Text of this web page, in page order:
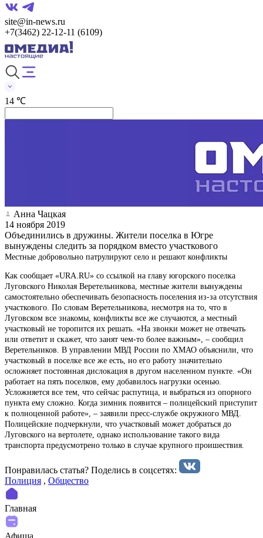
site@in-news.ru
+7(3462) 22-12-11 (6109)
14 ℃
Анна Чацкая
14 ноября 2019
Объединились в дружины. Жители поселка в Югре
вынуждены следить за порядком вместо участкового
Местные добровольно патрулируют село и решают конфликты
Как сообщает «URA.RU» со ссылкой на главу югорского поселка
Луговского Николая Веретельникова, местные жители вынуждены
самостоятельно обеспечивать безопасность поселения из-за отсутствия
участкового. По словам Веретельникова, несмотря на то, что в
Луговском все знакомы, конфликты все же случаются, а местный
участковый не торопится их решать. «На звонки может не отвечать
или ответит и скажет, что занят чем-то более важным», – сообщил
Веретельников. В управлении МВД России по ХМАО объяснили, что
участковый в поселке все же есть, но его работу значительно
осложняет постоянная дислокация в другом населенном пункте. «Он
работает на пять поселков, ему добавилось нагрузки осенью.
Усложняется все тем, что сейчас распутица, и выбраться из опорного
пункта ему сложно. Когда зимник появится – полицейский приступит
к полноценной работе», – заявили пресс-службе окружного МВД.
Полицейские подчеркнули, что участковый может добраться до
Луговского на вертолете, однако использование такого вида
транспорта предусмотрено только в случае крупного проишествия.
Понравилась статья? Поделиcь в соцсетях:
Полиция , Общество
Главная
Афиша